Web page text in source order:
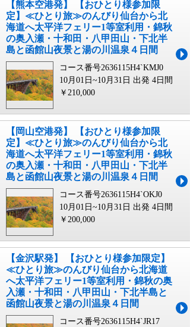
【熊本空港発】 【おひとり様参加限
定】≪ひとり旅≫のんびり仙台から北
海道へ太平洋フェリー1等室利用・錦秋
の奥入瀬・十和田・八甲田山・下北半
島と函館山夜景と湯の川温泉４日間
コース番号2636115H4`KMJ0
10月01日~10月31日 出発 4日間
￥210,000
【岡山空港発】 【おひとり様参加限
定】≪ひとり旅≫のんびり仙台から北
海道へ太平洋フェリー1等室利用・錦秋
の奥入瀬・十和田・八甲田山・下北半
島と函館山夜景と湯の川温泉４日間
コース番号2636115H4`OKJ0
10月01日~10月31日 出発 4日間
￥200,000
【金沢駅発】 【おひとり様参加限定】
≪ひとり旅≫のんびり仙台から北海道
へ太平洋フェリー1等室利用・錦秋の奥
入瀬・十和田・八甲田山・下北半島と
函館山夜景と湯の川温泉４日間
コース番号2636115H4`JR17